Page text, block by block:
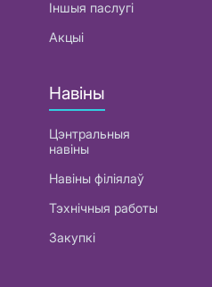
Іншыя паслугі
Акцыі
Навіны
Цэнтральныя
навіны
Навіны філіялаў
Тэхнічныя работы
Закупкі